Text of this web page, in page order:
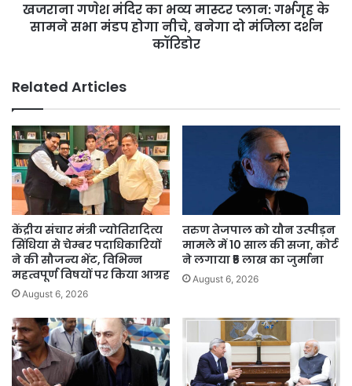
सामने
बनेगा
दो
मंजिला
दर्शन
कॉरिडोर
खजराना गणेश मंदिर का भव्य मास्टर प्लान: गर्भगृह के
सामने सभा मंडप होगा नीचे, बनेगा दो मंजिला दर्शन
कॉरिडोर
Related Articles
केंद्रीय संचार मंत्री ज्योतिरादित्य
सिंधिया से चेम्बर पदाधिकारियों
ने की सौजन्य भेंट, विभिन्न
महत्वपूर्ण विषयों पर किया आग्रह
August 6, 2026
तरुण तेजपाल को यौन उत्पीड़न
मामले में 10 साल की सजा, कोर्ट
ने लगाया ₹5 लाख का जुर्माना
August 6, 2026